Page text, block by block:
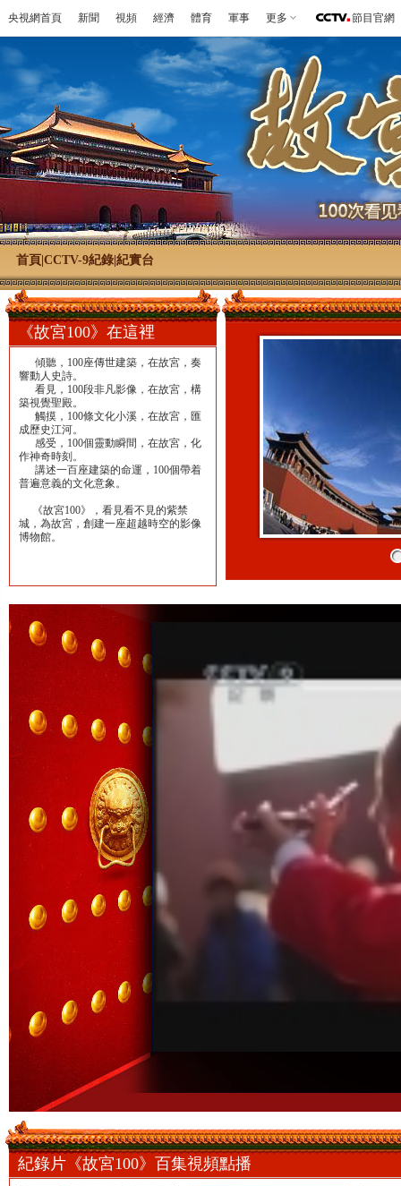
央視網首頁 新聞 視頻 經濟 體育 軍事 更多 節目官網
首頁 CCTV-9紀錄 紀實台
《故宮100》在這裡
傾聽，100座傳世建築，在故宮，奏
響動人史詩。
看見，100段非凡影像，在故宮，構
築視覺聖殿。
觸摸，100條文化小溪，在故宮，匯
成歷史江河。
感受，100個靈動瞬間，在故宮，化
作神奇時刻。
講述一百座建築的命運，100個帶着
普遍意義的文化意象。
《故宮100》，看見看不見的紫禁
城，為故宮，創建一座超越時空的影像
博物館。
紀錄片《故宮100》百集視頻點播